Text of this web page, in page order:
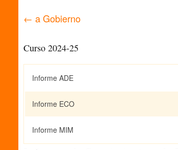
← a Gobierno
Curso 2024-25
Informe ADE
Informe ECO
Informe MIM